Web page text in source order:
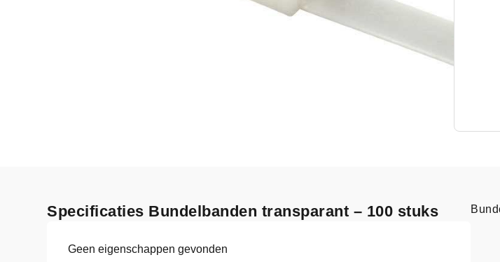
Specificaties Bundelbanden transparant – 100 stuks
Geen eigenschappen gevonden